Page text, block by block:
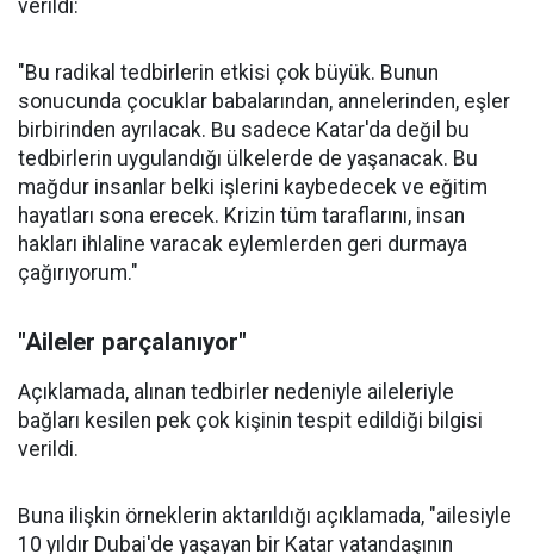
verildi:
"Bu radikal tedbirlerin etkisi çok büyük. Bunun
sonucunda çocuklar babalarından, annelerinden, eşler
birbirinden ayrılacak. Bu sadece Katar'da değil bu
tedbirlerin uygulandığı ülkelerde de yaşanacak. Bu
mağdur insanlar belki işlerini kaybedecek ve eğitim
hayatları sona erecek. Krizin tüm taraflarını, insan
hakları ihlaline varacak eylemlerden geri durmaya
çağırıyorum."
"Aileler parçalanıyor"
Açıklamada, alınan tedbirler nedeniyle aileleriyle
bağları kesilen pek çok kişinin tespit edildiği bilgisi
verildi.
Buna ilişkin örneklerin aktarıldığı açıklamada, "ailesiyle
10 yıldır Dubai'de yaşayan bir Katar vatandaşının